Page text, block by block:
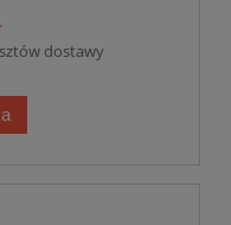
dostawy